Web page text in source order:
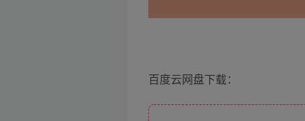
百度云网盘下载：